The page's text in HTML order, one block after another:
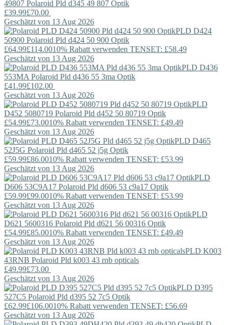
49807 Polaroid Pld d345 49 807 Optik
£39.99£70.00
Geschätzt von 13 Aug 2026
PLD D424
50900 Polaroid Pld d424 50 900 Optik
£64.99£114.0010% Rabatt verwenden TENSET: £58.49
Geschätzt von 13 Aug 2026
PLD D436
553MA Polaroid Pld d436 55 3ma Optik
£41.99£102.00
Geschätzt von 13 Aug 2026
PLD
D452 5080719 Polaroid Pld d452 50 80719 Optik
£54.99£73.0010% Rabatt verwenden TENSET: £49.49
Geschätzt von 13 Aug 2026
PLD D465
52J5G Polaroid Pld d465 52 j5g Optik
£59.99£86.0010% Rabatt verwenden TENSET: £53.99
Geschätzt von 13 Aug 2026
PLD
D606 53C9A17 Polaroid Pld d606 53 c9a17 Optik
£59.99£99.0010% Rabatt verwenden TENSET: £53.99
Geschätzt von 13 Aug 2026
PLD
D621 5600316 Polaroid Pld d621 56 00316 Optik
£54.99£85.0010% Rabatt verwenden TENSET: £49.49
Geschätzt von 13 Aug 2026
PLD K003
43RNB Polaroid Pld k003 43 rnb opticals
£49.99£73.00
Geschätzt von 13 Aug 2026
PLD D395
527C5 Polaroid Pld d395 52 7c5 Optik
£62.99£106.0010% Rabatt verwenden TENSET: £56.69
Geschätzt von 13 Aug 2026